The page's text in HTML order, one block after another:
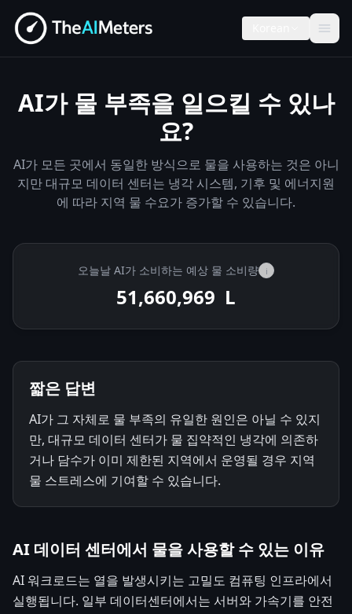
AI가 물 부족을 일으킬 수 있나
요?
AI가 모든 곳에서 동일한 방식으로 물을 사용하는 것은 아니
지만 대규모 데이터 센터는 냉각 시스템, 기후 및 에너지원
에 따라 지역 물 수요가 증가할 수 있습니다.
오늘날 AI가 소비하는 예상 물 소비량 i
51,661,223 L
짧은 답변
AI가 그 자체로 물 부족의 유일한 원인은 아닐 수 있지
만, 대규모 데이터 센터가 물 집약적인 냉각에 의존하
거나 담수가 이미 제한된 지역에서 운영될 경우 지역
물 스트레스에 기여할 수 있습니다.
AI 데이터 센터에서 물을 사용할 수 있는 이유
AI 워크로드는 열을 발생시키는 고밀도 컴퓨팅 인프라에서
실행됩니다. 일부 데이터센터에서는 서버와 가속기를 안전